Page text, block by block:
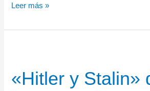
«Operación
de
Leer más »
«Hitler y Stalin»